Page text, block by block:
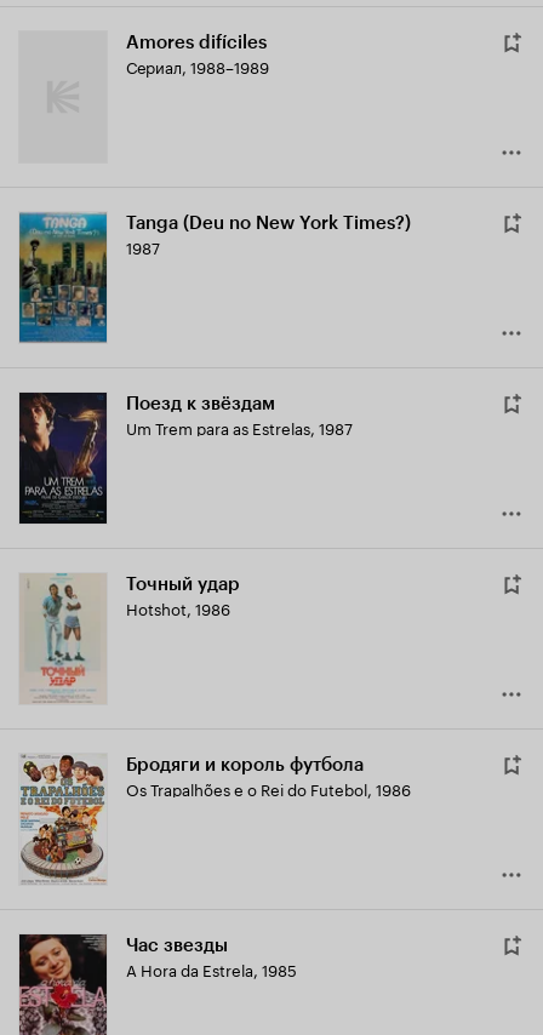
Amores difíciles
Сериал, 1988–1989
Tanga (Deu no New York Times?)
1987
Поезд к звёздам
Um Trem para as Estrelas, 1987
Точный удар
Hotshot, 1986
Бродяги и король футбола
Os Trapalhões e o Rei do Futebol, 1986
Час звезды
A Hora da Estrela, 1985